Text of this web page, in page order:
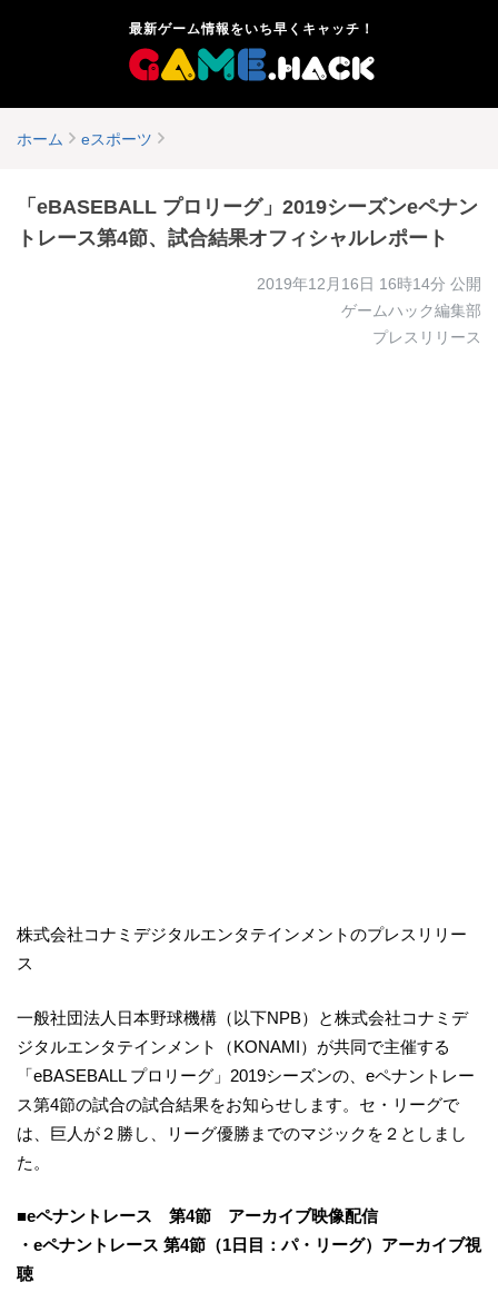
最新ゲーム情報をいち早くキャッチ！
ホーム eスポーツ
「eBASEBALL プロリーグ」2019シーズンeペナン
トレース第4節、試合結果オフィシャルレポート
2019年12月16日 16時14分 公開
ゲームハック編集部
プレスリリース
株式会社コナミデジタルエンタテインメントのプレスリリー
ス
一般社団法人日本野球機構（以下NPB）と株式会社コナミデ
ジタルエンタテインメント（KONAMI）が共同で主催する
「eBASEBALL プロリーグ」2019シーズンの、eペナントレー
ス第4節の試合の試合結果をお知らせします。セ・リーグで
は、巨人が２勝し、リーグ優勝までのマジックを２としまし
た。
■eペナントレース 第4節 アーカイブ映像配信
・eペナントレース 第4節（1日目：パ・リーグ）アーカイブ視
聴